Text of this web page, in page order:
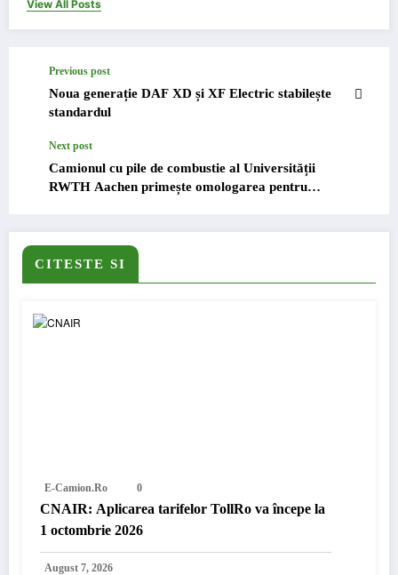
View All Posts
Previous post
Noua generație DAF XD și XF Electric stabilește
standardul
Next post
Camionul cu pile de combustie al Universității
RWTH Aachen primește omologarea pentru
CITESTE SI
E-Camion.ro 0
CNAIR: Aplicarea tarifelor TollRo va începe la
1 octombrie 2026
August 7, 2026